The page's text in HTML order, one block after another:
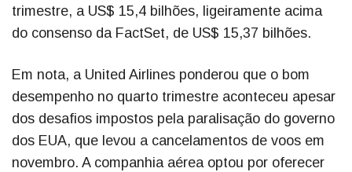
trimestre, a US$ 15,4 bilhões, ligeiramente acima
do consenso da FactSet, de US$ 15,37 bilhões.
Em nota, a United Airlines ponderou que o bom
desempenho no quarto trimestre aconteceu apesar
dos desafios impostos pela paralisação do governo
dos EUA, que levou a cancelamentos de voos em
novembro. A companhia aérea optou por oferecer